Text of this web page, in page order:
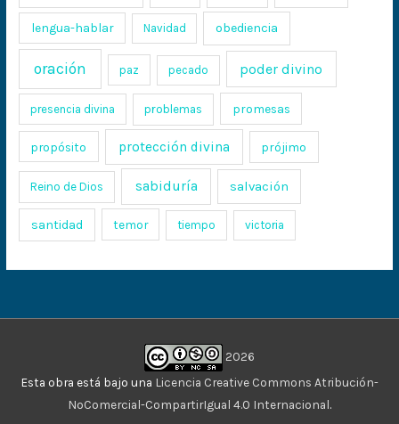
lengua-hablar Navidad obediencia
oración paz pecado poder divino
presencia divina problemas promesas
propósito protección divina prójimo
Reino de Dios sabiduría salvación
santidad temor tiempo victoria
2026
Esta obra está bajo una Licencia Creative Commons Atribución-
NoComercial-CompartirIgual 4.0 Internacional.